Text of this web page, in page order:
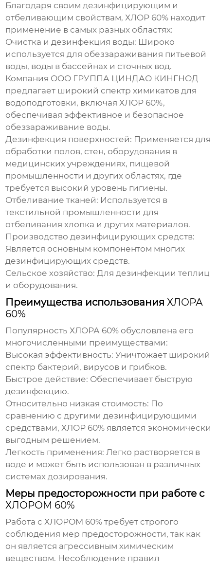
Благодаря своим дезинфицирующим и
отбеливающим свойствам,ХЛОР 60% находит
применение в самых разных областях:
Очистка и дезинфекция воды: Широко
используется для обеззараживания питьевой
воды, воды в бассейнах и сточных вод.
Компания ООО ГРУППА ЦИНДАО КИНГНОД
предлагает широкий спектр химикатов для
водоподготовки, включаяХЛОР 60%,
обеспечивая эффективное и безопасное
обеззараживание воды.
Дезинфекция поверхностей: Применяется для
обработки полов, стен, оборудования в
медицинских учреждениях, пищевой
промышленности и других областях, где
требуется высокий уровень гигиены.
Отбеливание тканей: Используется в
текстильной промышленности для
отбеливания хлопка и других материалов.
Производство дезинфицирующих средств:
Является основным компонентом многих
дезинфицирующих средств.
Сельское хозяйство: Для дезинфекции теплиц
и оборудования.
Преимущества использованияХЛОРА
60%
ПопулярностьХЛОРА 60% обусловлена его
многочисленными преимуществами:
Высокая эффективность: Уничтожает широкий
спектр бактерий, вирусов и грибков.
Быстрое действие: Обеспечивает быструю
дезинфекцию.
Относительно низкая стоимость: По
сравнению с другими дезинфицирующими
средствами,ХЛОР 60% является экономически
выгодным решением.
Легкость применения: Легко растворяется в
воде и может быть использован в различных
системах дозирования.
Меры предосторожности при работе с
ХЛОРОМ 60%
Работа сХЛОРОМ 60% требует строгого
соблюдения мер предосторожности, так как
он является агрессивным химическим
веществом. Несоблюдение правил